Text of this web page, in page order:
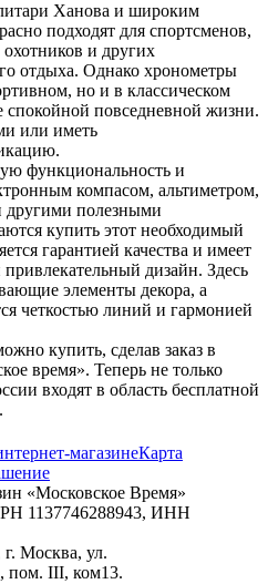
Ханова и широким
подходят для спортсменов,
и других
отдыха. Однако хронометры
но и в классическом
спокойной повседневной жизни.
или иметь
функциональность и
компасом, альтиметром,
другими полезными
купить этот необходимый
гарантией качества и имеет
дизайн. Здесь
элементы декора, а
четкостью линий и гармонией
купить, сделав заказ в
время». Теперь не только
входят в область бесплатной
магазинеКарта
«Московское Время»
ИНН
Москва, ул.
пом. III, ком13.